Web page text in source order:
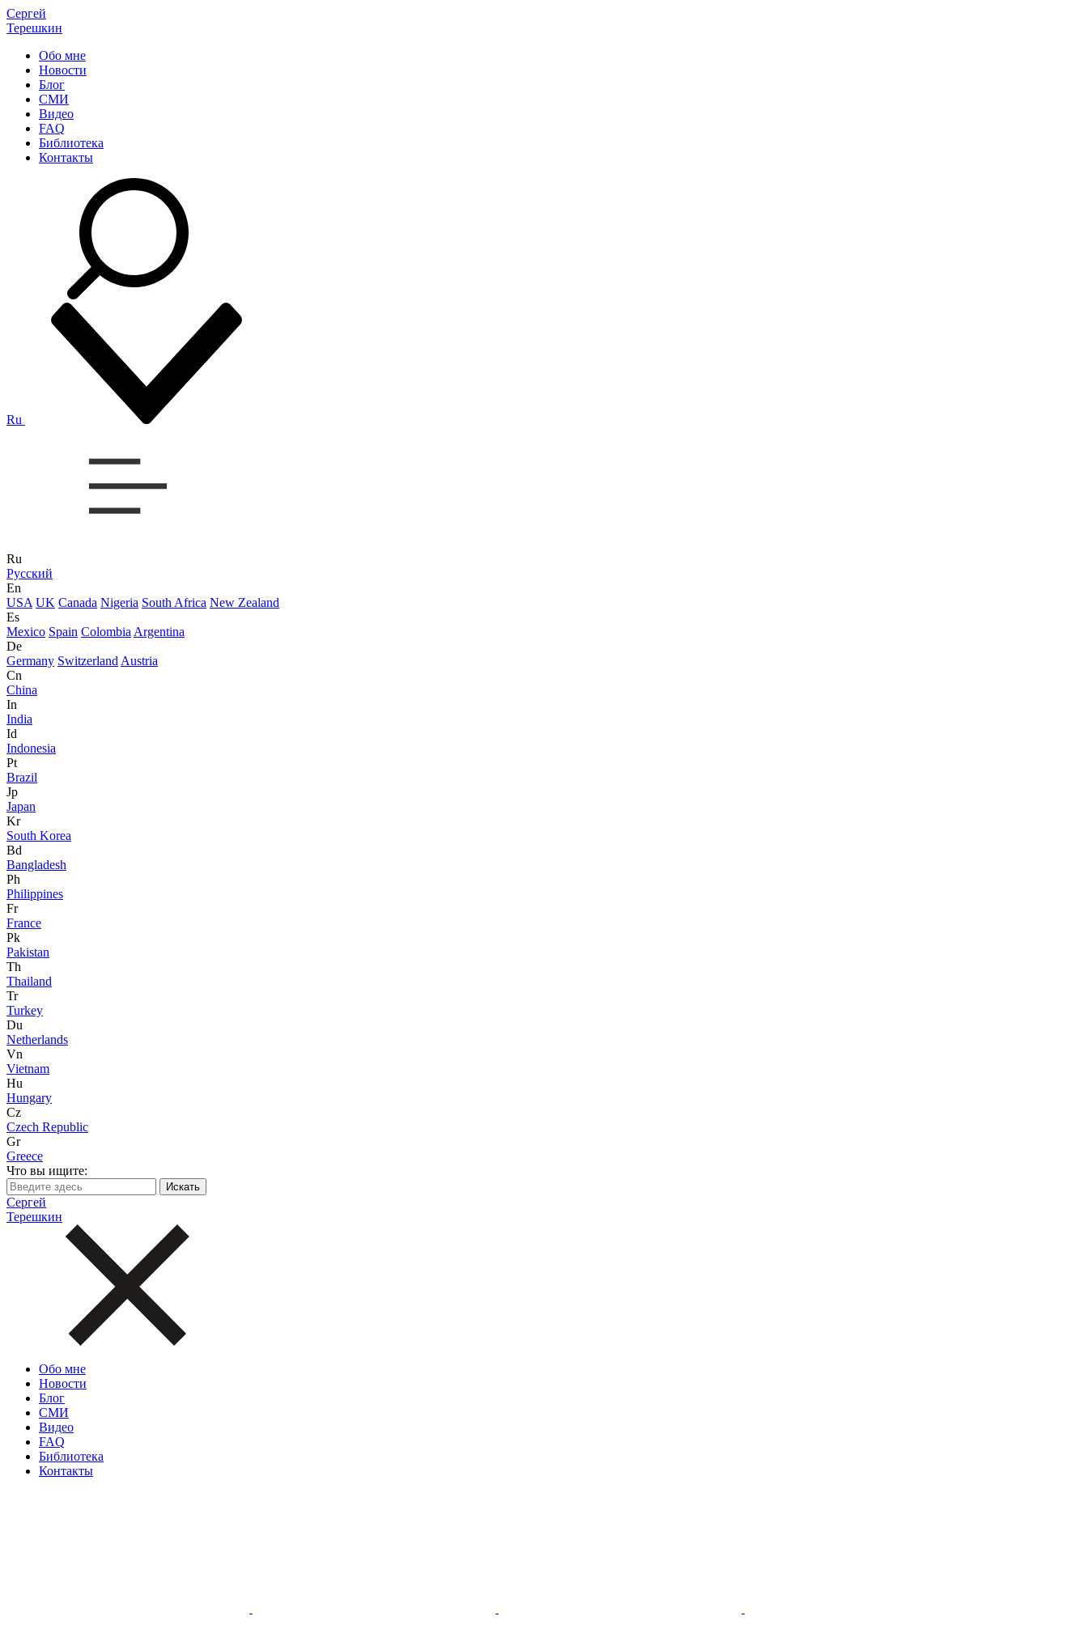
Сергей
Терешкин
Обо мне
Новости
Блог
СМИ
Видео
FAQ
Библиотека
Контакты
Ru
Ru
Русский
En
USA UK Canada Nigeria South Africa New Zealand
Es
Mexico Spain Colombia Argentina
De
Germany Switzerland Austria
Cn
China
In
India
Id
Indonesia
Pt
Brazil
Jp
Japan
Kr
South Korea
Bd
Bangladesh
Ph
Philippines
Fr
France
Pk
Pakistan
Th
Thailand
Tr
Turkey
Du
Netherlands
Vn
Vietnam
Hu
Hungary
Cz
Czech Republic
Gr
Greece
Что вы ищите:
Сергей
Терешкин
Обо мне
Новости
Блог
СМИ
Видео
FAQ
Библиотека
Контакты